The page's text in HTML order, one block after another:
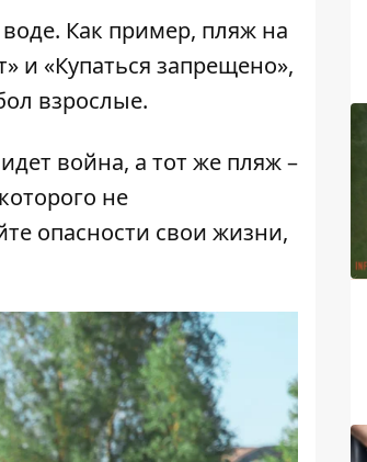
Как пример, пляж на
и «Купаться запрещено»,
взрослые.
война, а тот же пляж –
не
опасности свои жизни,